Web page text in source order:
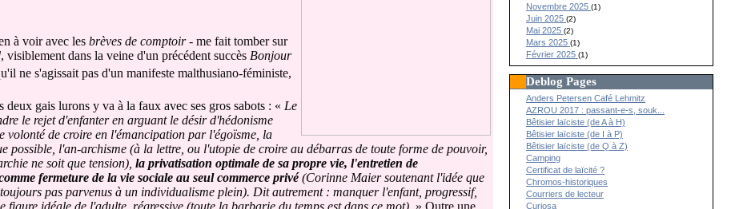
à voir avec les brèves de comptoir- me fait tomber sur
, visiblement dans la veine d'un précédent succès Bonjour
ne s'agissait pas d'un manifeste malthusiano-féministe,
deux gais lurons y va à la faux avec ses gros sabots : « Le
le rejet d'enfanter en arguant le désir d'hédonisme
volonté de croire en l'émancipation par l'égoïsme, la
possible, l'an-archisme (à la lettre, ou l'utopie de croire au débarras de toute forme de pouvoir,
ne soit que tension), la privatisation optimale de sa propre vie, l'entretien de
fermeture de la vie sociale au seul commerce privé(Corinne Maier soutenant l'idée que
pas parvenus à un individualisme plein). Dit autrement : manquer l'enfant, progressif,
Novembre 2025(1)
Juin 2025(2)
Mai 2025(2)
Mars 2025(1)
Février 2025(1)
Deblog Pages
Anders Petersen Café Lehmitz
AZROU 2017 : passant-e-s, souk...
Bêtisier laïciste (de A à H)
Bêtisier laïciste (de I à P)
Bêtisier laïciste (de Q à Z)
Camping
Certificat de laïcité ?
Chromos-historiques
Courriers de lecteur
Curiosa